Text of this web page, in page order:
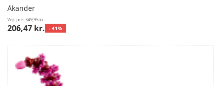
Åkander
Vejl. pris349,95 kr.
206,47 kr. - 41%